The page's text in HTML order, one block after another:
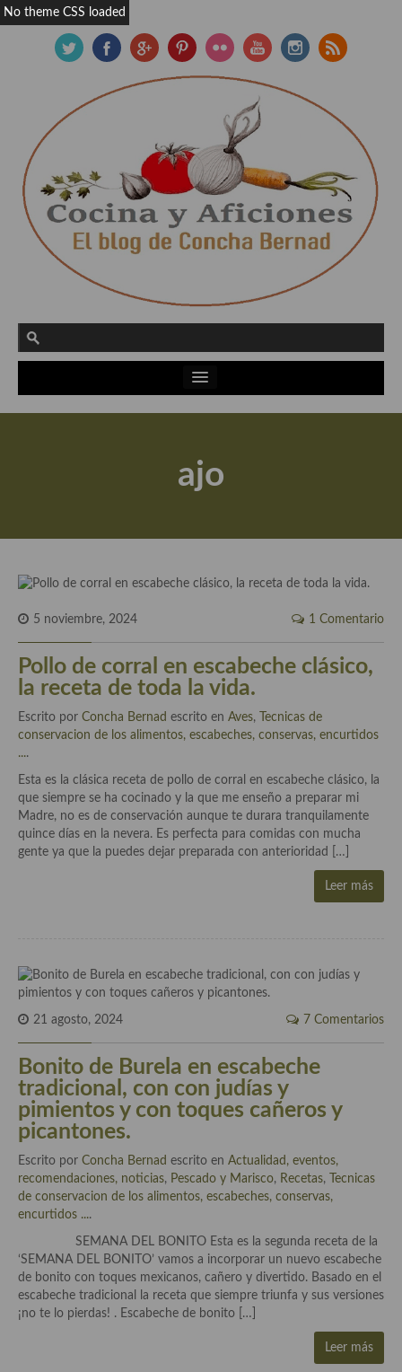
Actualidad y recomendaciones
Apuntes, estudios sobre temas interesantes e importantes
Flores en la cocina recetas
Técnicas de emplatado
El mundo del vino y las bebidas
En la mesa: menaje, vajilla, técnicas de emplatado, decoración
Especias, hierbas, condimentos, espesantes y aditivos
Historia de la gastronomía, platos celebres, cocineros, críticos,
historias culinarias y otras cosas
Origen y evolución de la comida
Viajes eno-gastro-turísticos
Las opiniones de la «Cocinera»
Prensa
Recetas
Airfryer recetas
Aderezos, salsas, vinagretas, especias, hierbas aromáticas o
Especias, mezclas de especias
Hierbas aromáticas
ajo
5 noviembre, 2024 1 Comentario
Pollo de corral en escabeche clásico,
la receta de toda la vida.
Escrito por Concha Bernad escrito en Aves,
Tecnicas de
conservacion de los alimentos, escabeches, conservas, encurtidos
....
Esta es la clásica receta de pollo de corral en escabeche clásico, la
que siempre se ha cocinado y la que me enseño a preparar mi
Madre, no es de conservación aunque te durara tranquilamente
quince días en la nevera. Es perfecta para comidas con mucha
gente ya que la puedes dejar preparada con anterioridad […]
Leer más
21 agosto, 2024 7 Comentarios
Bonito de Burela en escabeche
tradicional, con con judías y
pimientos y con toques cañeros y
picantones.
Escrito por Concha Bernad escrito en Actualidad, eventos,
recomendaciones, noticias, Pescado y Marisco, Recetas,
Tecnicas
de conservacion de los alimentos, escabeches, conservas,
encurtidos ....
SEMANA DEL BONITO Esta es la segunda receta de la
‘SEMANA DEL BONITO’ vamos a incorporar un nuevo escabeche
de bonito con toques mexicanos, cañero y divertido. Basado en el
escabeche tradicional la receta que siempre triunfa y sus versiones
¡no te lo pierdas! . Escabeche de bonito […]
Leer más
No theme CSS loaded